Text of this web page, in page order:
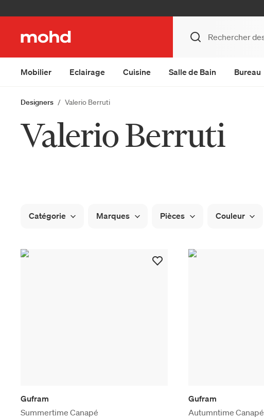
Mobilier Eclairage Cuisine Salle de Bain Bureau
Designers Valerio Berruti
Valerio Berruti
Catégorie Marques Pièces Couleur
Gufram
Summertime Canapé
Gufram
Autumntime Canapé